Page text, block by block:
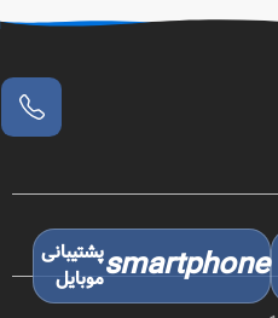
smartphoneپشتیبانی
موبایل